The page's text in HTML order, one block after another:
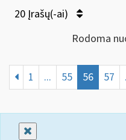
20 Įrašų(-ai)
Rodoma
1 ... 55 56 57